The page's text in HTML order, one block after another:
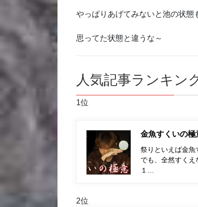
やっぱりあげてみないと池の状態
思ってた状態と違うな～
人気記事ランキン
1位
金魚すくいの
祭りといえば金魚
でも、全然すく
１…
2位